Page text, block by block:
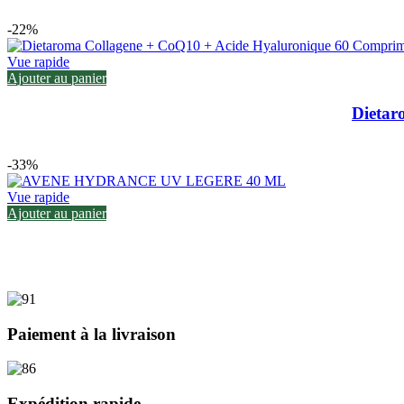
-22%
Vue rapide
Ajouter au panier
-33%
Vue rapide
Ajouter au panier
Paiement à la livraison